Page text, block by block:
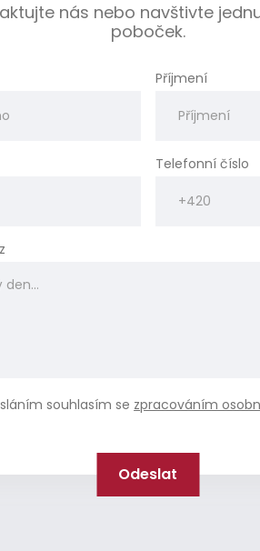
nás nebo navštivte
poboček.
Příjmení
Telefonní číslo
souhlasím se zpracováním